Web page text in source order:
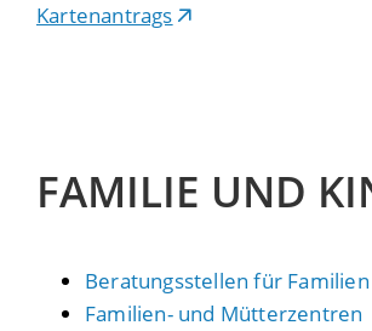
Kartenantrags
FAMILIE UND
Beratungsstellen für Familien
Familien- und Mütterzentren